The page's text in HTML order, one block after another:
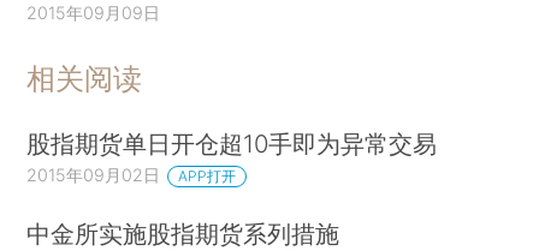
2015年09月09日
相关阅读
股指期货单日开仓超10手即为异常交易
2015年09月02日 APP打开
中金所实施股指期货系列措施